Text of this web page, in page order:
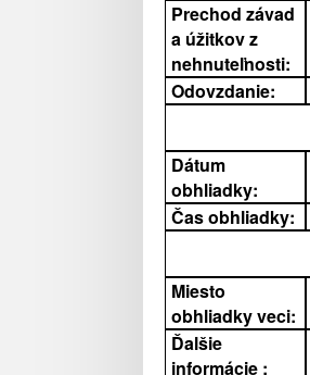
Prechod závad
a úžitkov z
nehnuteľnosti:
Odovzdanie:
Dátum
obhliadky:
Čas obhliadky:
Miesto
obhliadky veci:
Ďalšie
informácie :